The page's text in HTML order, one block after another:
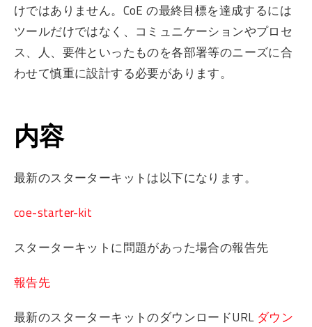
けではありません。CoE の最終目標を達成するには
ツールだけではなく、コミュニケーションやプロセ
ス、人、要件といったものを各部署等のニーズに合
わせて慎重に設計する必要があります。
内容
最新のスターターキットは以下になります。
coe-starter-kit
スターターキットに問題があった場合の報告先
報告先
最新のスターターキットのダウンロードURL ダウン